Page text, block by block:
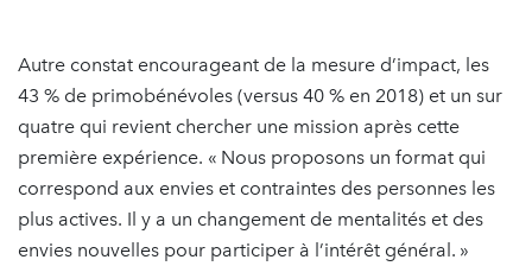
Autre constat encourageant de la mesure d’impact, les
43 % de primobénévoles (versus 40 % en 2018) et un sur
quatre qui revient chercher une mission après cette
première expérience. « Nous proposons un format qui
correspond aux envies et contraintes des personnes les
plus actives. Il y a un changement de mentalités et des
envies nouvelles pour participer à l’intérêt général. »